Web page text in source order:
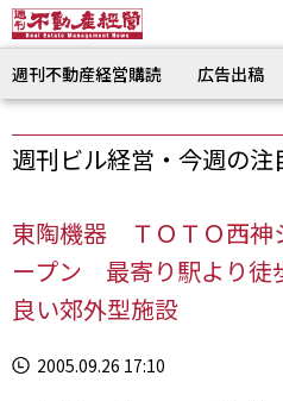
週刊不動産経営購読 広告出稿
週刊ビル経営・今週の注
東陶機器 ＴＯＴＯ西神
ープン 最寄り駅より徒
良い郊外型施設
2005.09.26 17:10